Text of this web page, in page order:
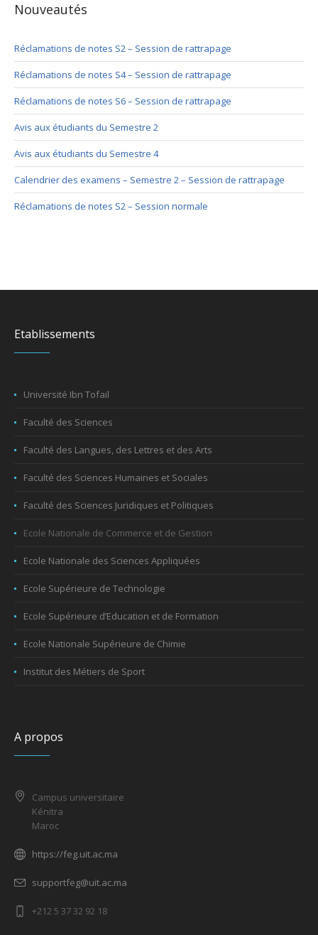
Nouveautés
Réclamations de notes S2 – Session de rattrapage
Réclamations de notes S4 – Session de rattrapage
Réclamations de notes S6 – Session de rattrapage
Avis aux étudiants du Semestre 2
Avis aux étudiants du Semestre 4
Calendrier des examens – Semestre 2 – Session de rattrapage
Réclamations de notes S2 – Session normale
Etablissements
Université Ibn Tofail
Faculté des Sciences
Faculté des Langues, des Lettres et des Arts
Faculté des Sciences Humaines et Sociales
Faculté des Sciences Juridiques et Politiques
Ecole Nationale de Commerce et de Gestion
Ecole Nationale des Sciences Appliquées
Ecole Supérieure de Technologie
Ecole Supérieure d’Education et de Formation
Ecole Nationale Supérieure de Chimie
Institut des Métiers de Sport
A propos
Campus universitaire
Kénitra
Maroc
https://feg.uit.ac.ma
supportfeg@uit.ac.ma
+212 5 37 32 92 18